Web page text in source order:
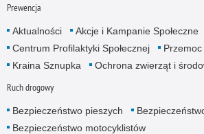
Prewencja
Aktualności
Akcje i Kampanie Społeczne
Centrum Profilaktyki Społecznej
Kraina Sznupka
Ochrona zwierząt i
Ruch drogowy
Bezpieczeństwo pieszych
Bezpieczeństwo motocyklistów